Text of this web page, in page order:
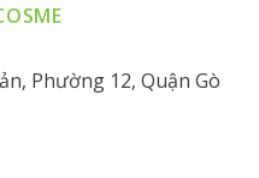
Phường 12, Quận Gò